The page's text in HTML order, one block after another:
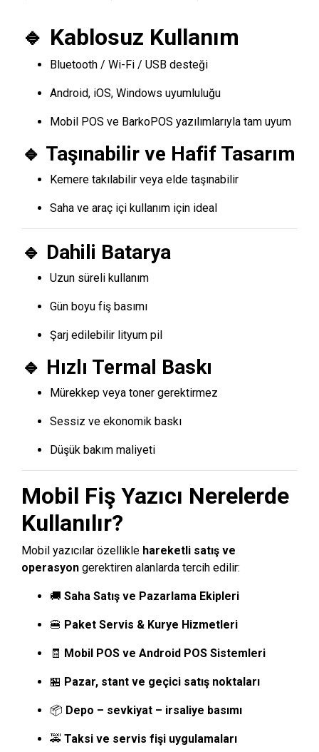
🔹 Kablosuz Kullanım
Bluetooth / Wi-Fi / USB desteği
Android, iOS, Windows uyumluluğu
Mobil POS ve BarkoPOS yazılımlarıyla tam uyum
🔹 Taşınabilir ve Hafif Tasarım
Kemere takılabilir veya elde taşınabilir
Saha ve araç içi kullanım için ideal
🔹 Dahili Batarya
Uzun süreli kullanım
Gün boyu fiş basımı
Şarj edilebilir lityum pil
🔹 Hızlı Termal Baskı
Mürekkep veya toner gerektirmez
Sessiz ve ekonomik baskı
Düşük bakım maliyeti
Mobil Fiş Yazıcı Nerelerde
Kullanılır?
Mobil yazıcılar özellikle hareketli satış ve
operasyon gerektiren alanlarda tercih edilir:
🚚 Saha Satış ve Pazarlama Ekipleri
🍔 Paket Servis & Kurye Hizmetleri
🧾 Mobil POS ve Android POS Sistemleri
🏪 Pazar, stant ve geçici satış noktaları
📦 Depo – sevkiyat – irsaliye basımı
🚕 Taksi ve servis fişi uygulamaları